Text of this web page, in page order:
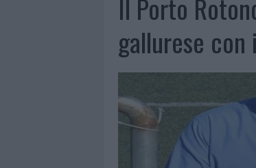
Il Porto
gallurese con